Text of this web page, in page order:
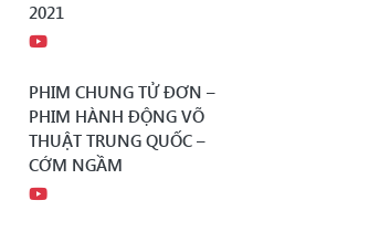
2021
PHIM CHUNG TỬ ĐƠN –
PHIM HÀNH ĐỘNG VÕ
THUẬT TRUNG QUỐC –
CỚM NGẦM